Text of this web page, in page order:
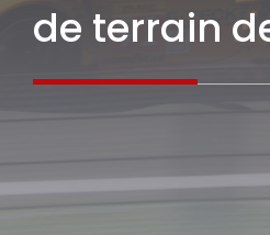
de terrain